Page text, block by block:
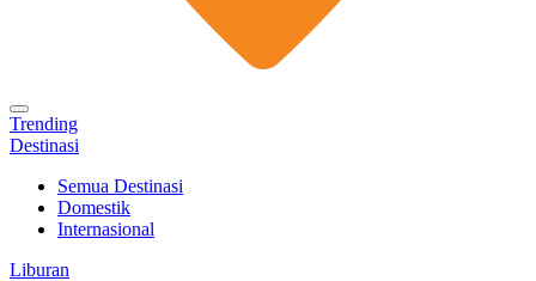
Trending
Destinasi
Semua Destinasi
Domestik
Internasional
Liburan